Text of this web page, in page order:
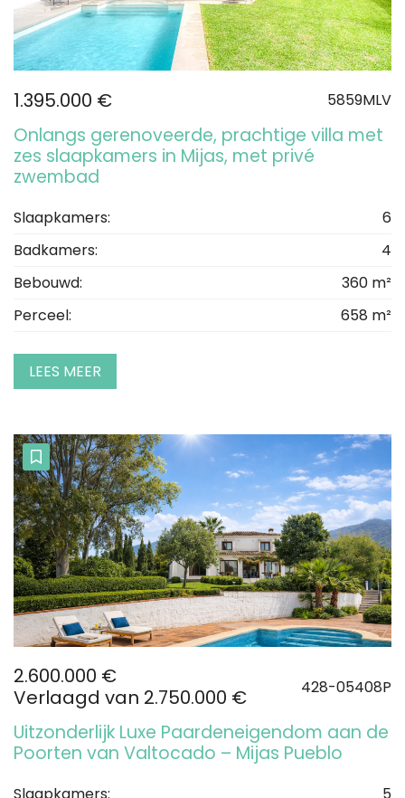
1.395.000 € 5859MLV
Onlangs gerenoveerde, prachtige villa met
zes slaapkamers in Mijas, met privé
zwembad
Slaapkamers:
6
Badkamers:
4
Bebouwd:
360 m²
Perceel:
658 m²
LEES MEER
2.600.000 €
Verlaagd van 2.750.000 €
428-05408P
Uitzonderlijk Luxe Paardeneigendom aan de
Poorten van Valtocado – Mijas Pueblo